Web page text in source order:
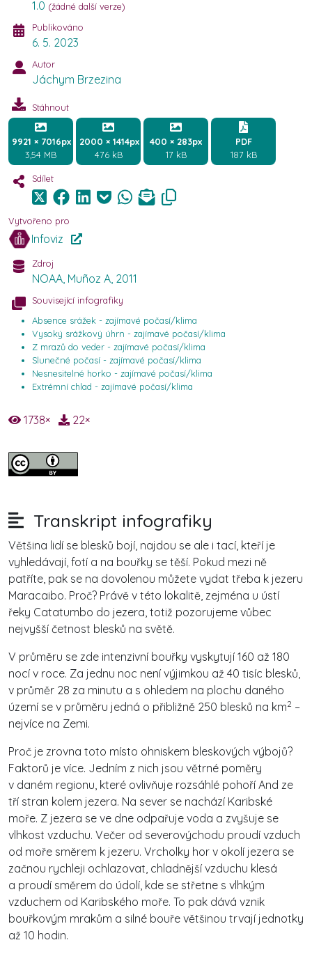
1.0 (žádné další verze)
Publikováno
6. 5. 2023
Autor
Jáchym Brzezina
Stáhnout
9921 × 7016px
3,54 MB
2000 × 1414px
476 kB
400 × 283px
17 kB
PDF
187 kB
Sdílet
Vytvořeno pro
Infoviz
Zdroj
NOAA, Muñoz A, 2011
Související infografiky
Absence srážek - zajímavé počasí/klima
Vysoký srážkový úhrn - zajímavé počasí/klima
Z mrazů do veder - zajímavé počasí/klima
Slunečné počasí - zajímavé počasí/klima
Nesnesitelné horko - zajímavé počasí/klima
Extrémní chlad - zajímavé počasí/klima
1738× 22×
Transkript infografiky
Většina lidí se blesků bojí, najdou se ale i tací, kteří je
vyhledávají, fotí a na bouřky se těší. Pokud mezi ně
patříte, pak se na dovolenou můžete vydat třeba k jezeru
Maracaibo. Proč? Právě v této lokalitě, zejména u ústí
řeky Catatumbo do jezera, totiž pozorujeme vůbec
nejvyšší četnost blesků na světě.
V průměru se zde intenzivní bouřky vyskytují 160 až 180
nocí v roce. Za jednu noc není výjimkou až 40 tisíc blesků,
v průměr 28 za minutu a s ohledem na plochu daného
území se v průměru jedná o přibližně 250 blesků na km2 –
nejvíce na Zemi.
Proč je zrovna toto místo ohniskem bleskových výbojů?
Faktorů je více. Jedním z nich jsou větrné poměry
v daném regionu, které ovlivňuje rozsáhlé pohoří And ze
tří stran kolem jezera. Na sever se nachází Karibské
moře. Z jezera se ve dne odpařuje voda a zvyšuje se
vlhkost vzduchu. Večer od severovýchodu proudí vzduch
od moře směrem k jezeru. Vrcholky hor v okolí jezera se
začnou rychleji ochlazovat, chladnější vzduchu klesá
a proudí směrem do údolí, kde se střetne s vlhkým
vzduchem od Karibského moře. To pak dává vznik
bouřkovým mrakům a silné bouře většinou trvají jednotky
až 10 hodin.